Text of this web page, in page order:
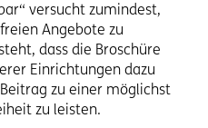
versucht zumindest,
Angebote zu
dass die Broschüre
Einrichtungen dazu
zu einer möglichst
zu leisten.